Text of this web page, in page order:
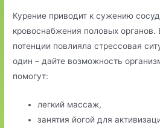
Курение приводит к сужению
кровоснабжения половых
потенции повлияла стрессовая
один – дайте возможность
помогут:
легкий массаж,
занятия йогой для